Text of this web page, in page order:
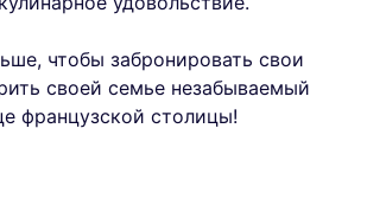
чтобы забронировать свои
своей семье незабываемый
французской столицы!